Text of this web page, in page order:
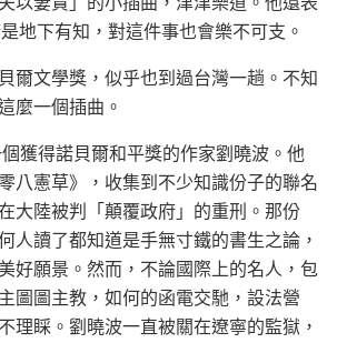
地下有知，對這件事也會樂不可支。
爾文學獎，似乎也到過台灣一趟。不知
麼一個插曲。
獲得諾貝爾和平獎的作家劉曉波。他
八憲草》，收集到不少知識份子的聯名
大陸被判「顛覆政府」的重刑。那份
人讀了都知道是手無寸鐵的書生之論，
好願景。然而，不論國際上的名人，包
圖圖主教，如何的函電交馳，設法營
理睬。劉曉波一直被關在遼寧的監獄，